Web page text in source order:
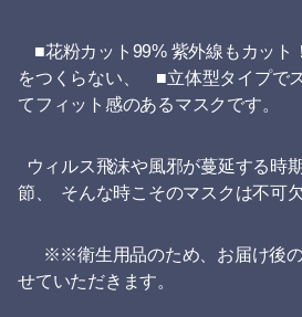
■花粉カット99% 紫外線もカット
をつくらない、 ■立体型タイプで
てフィット感のあるマスクです。
ウィルス飛沫や風邪が蔓延する時
節、 そんな時こそのマスクは不可欠
※※衛生用品のため、お届け後の
せていただきます。